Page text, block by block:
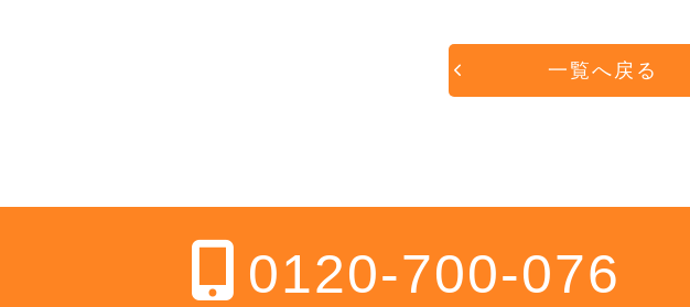
一覧へ戻る
0120-700-076